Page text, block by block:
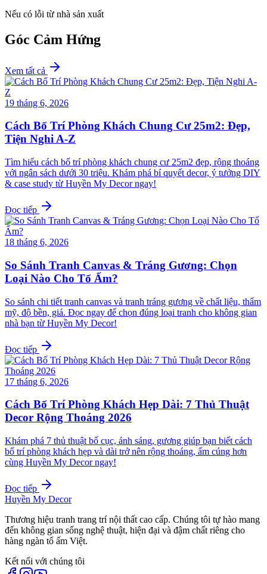
Nếu có lỗi từ nhà sản xuất
Góc Cảm Hứng
Xem tất cả
19 tháng 6, 2026
Cách Bố Trí Phòng Khách Chung Cư 25m2: Đẹp,
Tiện Nghi A-Z
Tìm hiểu cách bố trí phòng khách chung cư 25m2 đẹp, rộng thoáng
với ngân sách dưới 30 triệu. Khám phá bí quyết decor, ý tưởng DIY
& case study từ Huyền My Decor ngay!
Đọc tiếp
18 tháng 6, 2026
So Sánh Tranh Canvas & Tráng Gương: Chọn
Loại Nào Cho Tổ Ấm?
So sánh chi tiết tranh canvas và tranh tráng gương về chất liệu, thẩm
mỹ, độ bền, giá. Đọc ngay để chọn đúng loại tranh cho không gian
nhà bạn từ Huyền My Decor!
Đọc tiếp
17 tháng 6, 2026
Cách Bố Trí Phòng Khách Hẹp Dài: 7 Thủ Thuật
Decor Rộng Thoáng 2026
Khám phá 7 thủ thuật bố cục, ánh sáng, gương giúp bạn biết cách
bố trí phòng khách hẹp và dài trở nên rộng thoáng, ấm cúng hơn
cùng Huyền My Decor ngay!
Đọc tiếp
Huyền My Decor
Thương hiệu tranh trang trí nội thất cao cấp. Chúng tôi tự hào mang
đến không gian sống nghệ thuật, hiện đại và đậm chất riêng cho
hàng ngàn tổ ấm Việt.
Kết nối với chúng tôi